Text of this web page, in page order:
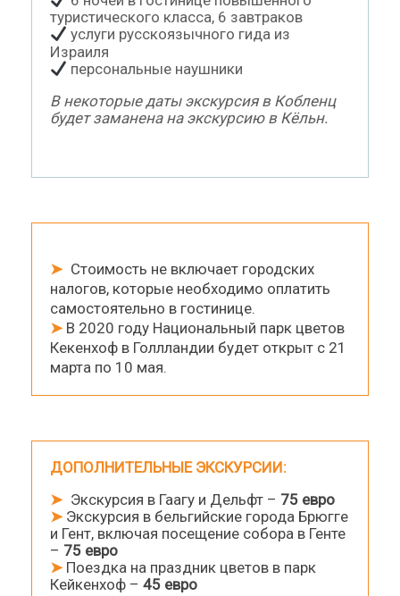
туристического класса, 6 завтраков
услуги русскоязычного гида из
Израиля
персональные наушники
В некоторые даты экскурсия в Кобленц
будет заманена на экскурсию в Кёльн.
➤Стоимость не включает городских
налогов, которые необходимо оплатить
самостоятельно в гостинице.
➤В 2020 году Национальный парк цветов
Кекенхоф в Голлландии будет открыт с 21
марта по 10 мая.
ДОПОЛНИТЕЛЬНЫЕ ЭКСКУРСИИ:
➤Экскурсия в Гаагу и Дельфт – 75 евро
➤Экскурсия в бельгийские города Брюгге
и Гент, включая посещение собора в Генте
– 75 евро
➤Поездка на праздник цветов в парк
Кейкенхоф – 45 евро